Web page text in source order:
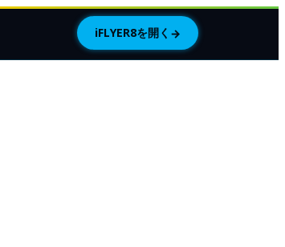
iFLYER8を開く →